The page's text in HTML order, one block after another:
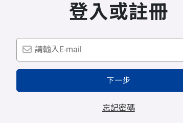
登入或註冊
下一步
忘記密碼